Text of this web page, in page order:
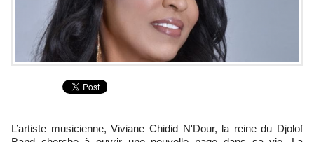
L’artiste musicienne, Viviane Chidid N'Dour, la reine du Djolof